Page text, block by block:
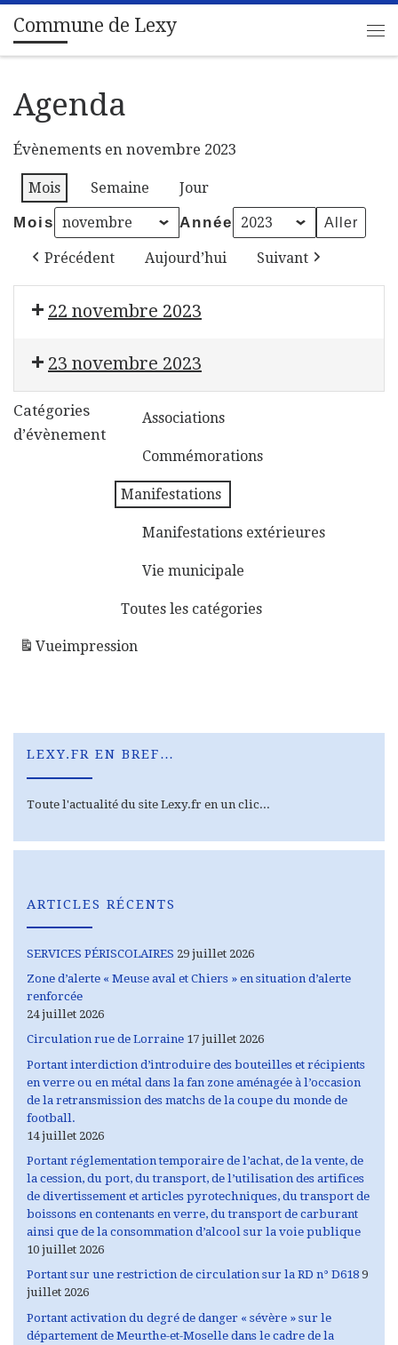
Passer au contenu
Commune de Lexy
Agenda
Évènements en novembre 2023
Mois Semaine Jour
Mois Année
Précédent Aujourd’hui Suivant
22 novembre 2023
23 novembre 2023
Catégories
d’évènement
Associations
Commémorations
Manifestations
Manifestations extérieures
Vie municipale
Toutes les catégories
Vueimpression
LEXY.FR EN BREF…
Toute l'actualité du site Lexy.fr en un clic...
ARTICLES RÉCENTS
SERVICES PÉRISCOLAIRES 29 juillet 2026
Zone d’alerte « Meuse aval et Chiers » en situation d’alerte
renforcée
24 juillet 2026
Circulation rue de Lorraine 17 juillet 2026
Portant interdiction d’introduire des bouteilles et récipients
en verre ou en métal dans la fan zone aménagée à l’occasion
de la retransmission des matchs de la coupe du monde de
football.
14 juillet 2026
Portant réglementation temporaire de l’achat, de la vente, de
la cession, du port, du transport, de l’utilisation des artifices
de divertissement et articles pyrotechniques, du transport de
boissons en contenants en verre, du transport de carburant
ainsi que de la consommation d’alcool sur la voie publique
10 juillet 2026
Portant sur une restriction de circulation sur la RD n° D618 9
juillet 2026
Portant activation du degré de danger « sévère » sur le
département de Meurthe-et-Moselle dans le cadre de la